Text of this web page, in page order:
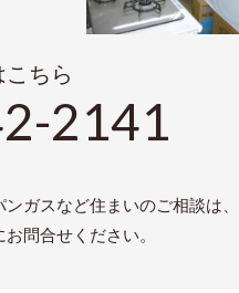
ちら
2141
ガスなど住まいのご相談は
問合せください。